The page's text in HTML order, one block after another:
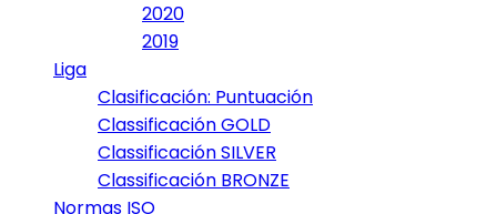
2020
2019
Liga
Clasificación: Puntuación
Classificación GOLD
Classificación SILVER
Classificación BRONZE
Normas ISO